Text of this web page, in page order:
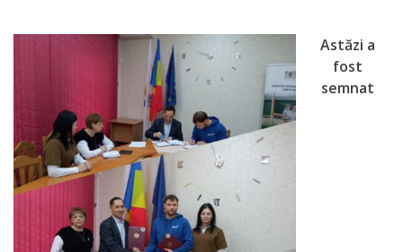
Planuri
activitate
Parteneriate
Proiecte
Astăzi a
fost
semnat